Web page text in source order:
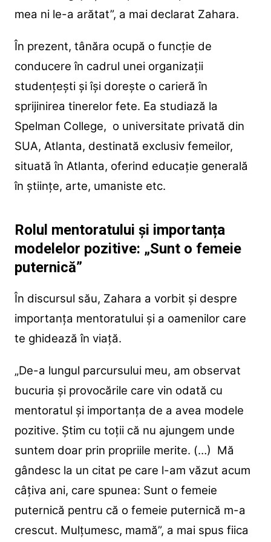
mea ni le-a arătat”, a mai declarat Zahara.
În prezent, tânăra ocupă o funcție de
conducere în cadrul unei organizații
studențești și își dorește o carieră în
sprijinirea tinerelor fete. Ea studiază la
Spelman College, o universitate privată din
SUA, Atlanta, destinată exclusiv femeilor,
situată în Atlanta, oferind educație generală
în științe, arte, umaniste etc.
Rolul mentoratului și importanța
modelelor pozitive: „Sunt o femeie
puternică”
În discursul său, Zahara a vorbit și despre
importanța mentoratului și a oamenilor care
te ghidează în viață.
„De-a lungul parcursului meu, am observat
bucuria și provocările care vin odată cu
mentoratul și importanța de a avea modele
pozitive. Știm cu toții că nu ajungem unde
suntem doar prin propriile merite. (…) Mă
gândesc la un citat pe care l-am văzut acum
câțiva ani, care spunea: Sunt o femeie
puternică pentru că o femeie puternică m-a
crescut. Mulțumesc, mamă”, a mai spus fiica